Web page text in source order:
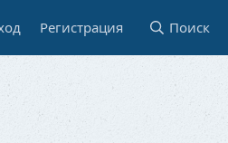
Регистрация Поиск